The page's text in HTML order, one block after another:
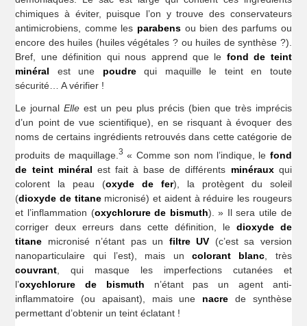
chimiques à éviter, puisque l’on y trouve des conservateurs
antimicrobiens, comme les parabensou bien des parfums ou
encore des huiles (huiles végétales ? ou huiles de synthèse ?).
Bref, une définition qui nous apprend que le fond de teint
minéral est une poudrequi maquille le teint en toute
sécurité… A vérifier !
Le journalElle est un peu plus précis (bien que très imprécis
d’un point de vue scientifique), en se risquant à évoquer des
noms de certains ingrédients retrouvés dans cette catégorie de
produits de maquillage.3 « Comme son nom l’indique, le fond
de teint minéral est fait à base de différents minérauxqui
colorent la peau (oxyde de fer), la protègent du soleil
(dioxyde de titanemicronisé) et aident à réduire les rougeurs
et l’inflammation (oxychlorure de bismuth). » Il sera utile de
corriger deux erreurs dans cette définition, le dioxyde de
titane micronisé n’étant pas un filtre UV (c’est sa version
nanoparticulaire qui l’est), mais un colorant blanc , très
couvrant , qui masque les imperfections cutanées et
l’oxychlorure de bismuth n’étant pas un agent anti-
inflammatoire (ou apaisant), mais une nacre de synthèse
permettant d’obtenir un teint éclatant !